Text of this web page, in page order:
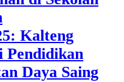
Kalteng
Pendidikan
Daya Saing